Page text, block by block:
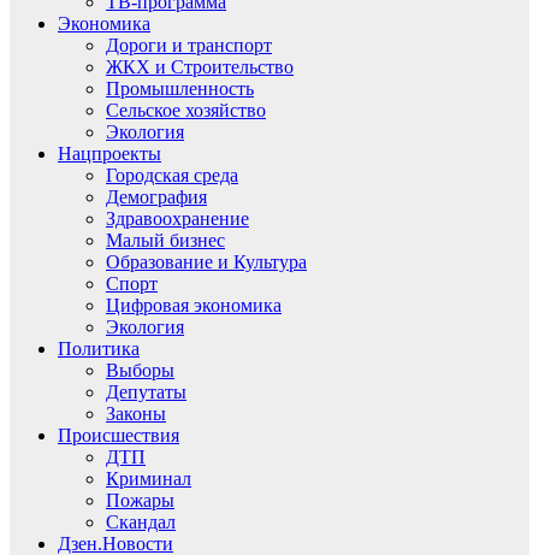
Экономика
Дороги и транспорт
ЖКХ и Строительство
Промышленность
Сельское хозяйство
Экология
Нацпроекты
Городская среда
Демография
Здравоохранение
Малый бизнес
Образование и Культура
Спорт
Цифровая экономика
Экология
Политика
Выборы
Депутаты
Законы
Происшествия
ДТП
Криминал
Пожары
Скандал
Дзен.Новости